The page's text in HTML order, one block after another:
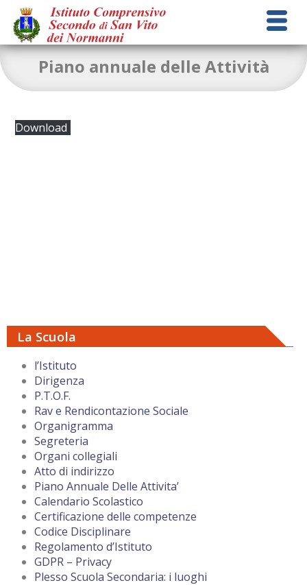
La Scuola
l’Istituto
Dirigenza
P.T.O.F.
Rav e Rendicontazione Sociale
Organigramma
Segreteria
Organi collegiali
Atto di indirizzo
Piano Annuale Delle Attivita’
Calendario Scolastico
Certificazione delle competenze
Codice Disciplinare
Regolamento d’Istituto
GDPR – Privacy
Plesso Scuola Secondaria: i luoghi
Piano annuale delle Attività
Download